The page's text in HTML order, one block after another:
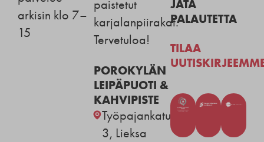
arkisin klo 7–
15
paistetut
karjalanpiirakat.
Tervetuloa!
POROKYLÄN
LEIPÄPUOTI &
KAHVIPISTE
Työpajankatu
3, Lieksa
JÄTÄ
PALAUTETTA
TILAA